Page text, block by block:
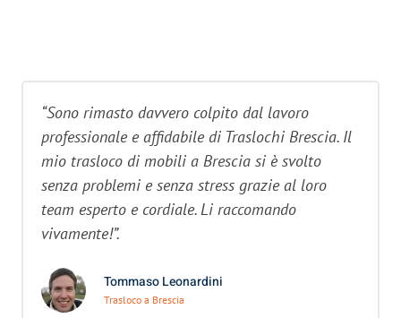
“Sono rimasto davvero colpito dal lavoro
professionale e affidabile di Traslochi Brescia. Il
mio trasloco di mobili a Brescia si è svolto
senza problemi e senza stress grazie al loro
team esperto e cordiale. Li raccomando
vivamente!”.
Tommaso Leonardini
Trasloco a Brescia